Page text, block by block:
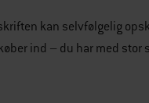
kan selvfølgelig
ind – du har med stor